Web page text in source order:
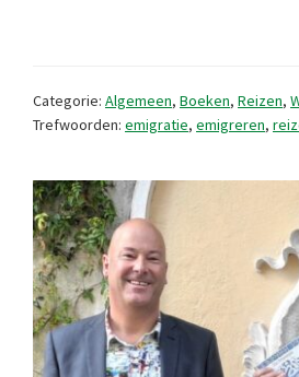
Categorie: Algemeen, Boeken, Reizen,
Trefwoorden: emigratie, emigreren,